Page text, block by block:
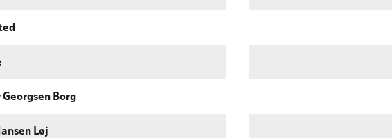
Borg
Løj